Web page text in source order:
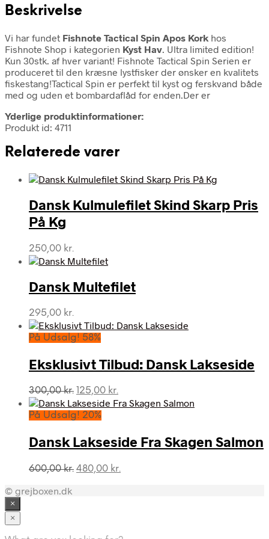
Beskrivelse
Vi har fundet Fishnote Tactical Spin Apos Kork hos
Fishnote Shop i kategorien Kyst Hav. Ultra limited edition!
Kun 30stk. af hver variant! Fishnote Tactical Spin Serien er
produceret til den kræsne lystfisker der ønsker en kvalitets
fiskestang!Tactical Spin er perfekt til kyst og ferskvand både
med og uden et bombardaflåd for enden.Der er
Yderlige produktinformationer:
Produkt id: 4711
Relaterede varer
Dansk Kulmulefilet Skind Skarp Pris
På Kg
250,00 kr.
Dansk Multefilet
295,00 kr.
På Udsalg! 58%
Eksklusivt Tilbud: Dansk Lakseside
300,00kr. Den
oprindelige
pris
300,00 kr..
125,00 kr.
aktuelle
125,00 kr..
På Udsalg! 20%
Dansk Lakseside Fra Skagen Salmon
600,00kr. Den
480,00 kr.
© grejboxen.dk
×
×